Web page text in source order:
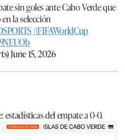
sin goles ante Cabo Verde que
la selección
#FIFAWorldCup
June 15, 2026
estadísticas del empate a 0-0.